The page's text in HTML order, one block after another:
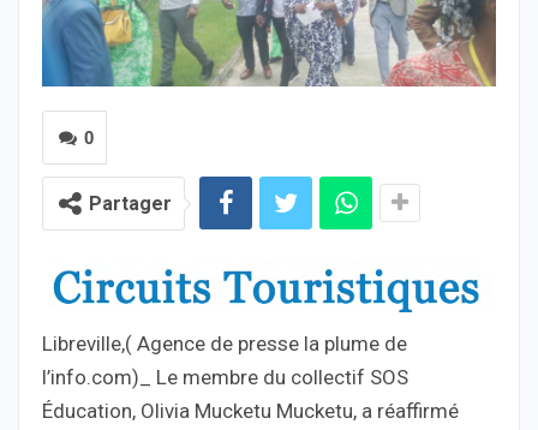
0
Partager
Libreville,( Agence de presse la plume de
l’info.com)_ Le membre du collectif SOS
Éducation, Olivia Mucketu Mucketu, a réaffirmé